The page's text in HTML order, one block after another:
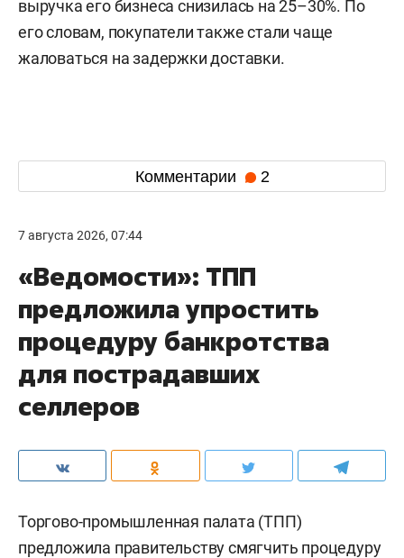
выручка его бизнеса снизилась на 25–30%. По
его словам, покупатели также стали чаще
жаловаться на задержки доставки.
Комментарии 2
7 августа 2026, 07:44
«Ведомости»: ТПП
предложила упростить
процедуру банкротства
для пострадавших
селлеров
Торгово-промышленная палата (ТПП)
предложила правительству смягчить процедуру